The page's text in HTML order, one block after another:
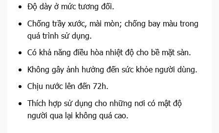
Độ dày ở mức tương đối.
Chống trầy xước, mài mòn; chống bay màu trong
quá trình sử dụng.
Có khả năng điều hòa nhiệt độ cho bề mặt sàn.
Không gây ảnh hưởng đến sức khỏe người dùng.
Chịu nước lên đến 72h.
Thích hợp sử dụng cho những nơi có mật độ
người qua lại không quá cao.